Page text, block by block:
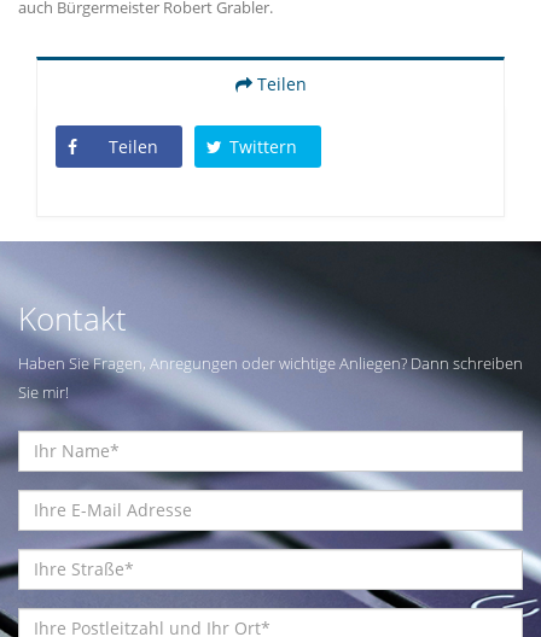
auch Bürgermeister Robert Grabler.
Teilen
Teilen Twittern
Kontakt
Haben Sie Fragen, Anregungen oder wichtige Anliegen? Dann schreiben
Sie mir!